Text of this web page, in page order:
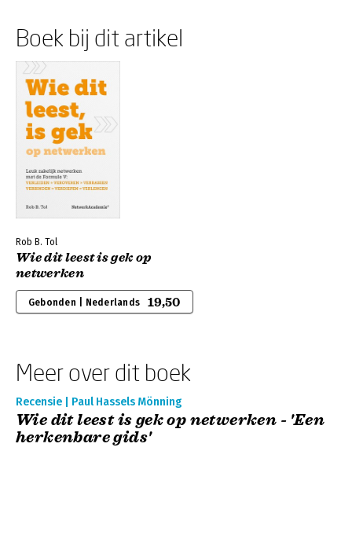
Boek bij dit artikel
Rob B. Tol
Wie dit leest is gek op
netwerken
Gebonden | Nederlands 19,50
Meer over dit boek
Recensie | Paul Hassels Mönning
Wie dit leest is gek op netwerken - 'Een
herkenbare gids'